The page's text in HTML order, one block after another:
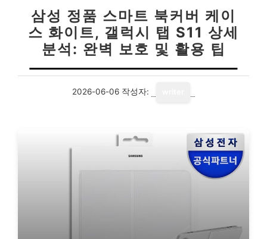
삼성 정품 스마트 북커버 케이
스 화이트, 갤럭시 탭 S11 상세
분석: 완벽 보호 및 활용 팁
2026-06-06 작성자: